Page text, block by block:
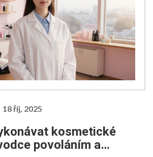
18 říj, 2025
kosmetické
povoláním a